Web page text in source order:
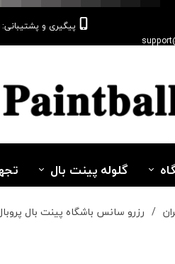
پیگیری و پشتیبانی: 09128345105
گلوله پینت بال
رزرو سانس باشگاه پینت بال پروبال یک جعبه 2000 عددی گلوله برای 10